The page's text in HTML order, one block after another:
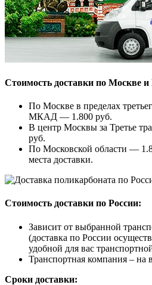
Стоимость доставки по Москве
По Москве в пределах
МКАД — 1.800 руб.
В центр Москвы за Третье
руб.
По Московской области —
места доставки.
Стоимость доставки по России:
Зависит от выбранной
(доставка по России
удобной для вас
Транспортная компания – на
Сроки доставки: